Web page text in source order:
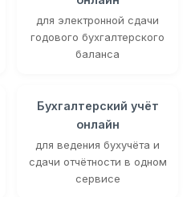
для электронной сдачи
годового бухгалтерского
баланса
Бухгалтерский учёт
онлайн
для ведения бухучёта и
сдачи отчётности в одном
сервисе